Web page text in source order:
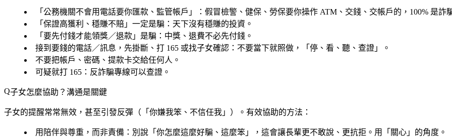
「公務機關不會用電話要你匯款、監管帳戶」
：假冒檢警、健保、勞保要你操作 ATM、交錢、交帳戶的，100% 是詐
「保證高獲利、穩賺不賠」一定是騙 ：天下沒有穩賺的投資。
「要先付錢才能領獎／退款」是騙 ：中獎、退費不必先付錢。
接到要錢的電話／訊息，先掛斷、打 165 或找子女確認 ：不要當下就照做，「停、看、聽、查證」。
不要把帳戶、密碼、提款卡交給任何人 。
可疑就打 165 ：反詐騙專線可以查證。
子女怎麼協助？溝通是關鍵
子女的提醒常常無效，甚至引發反彈（「你嫌我笨、不信任我」）。有效協助的方法：
用陪伴與尊重，而非責備 ：別說「你怎麼這麼好騙、這麼笨」，這會讓長輩更不敢說、更抗拒。用「關心」的角度。